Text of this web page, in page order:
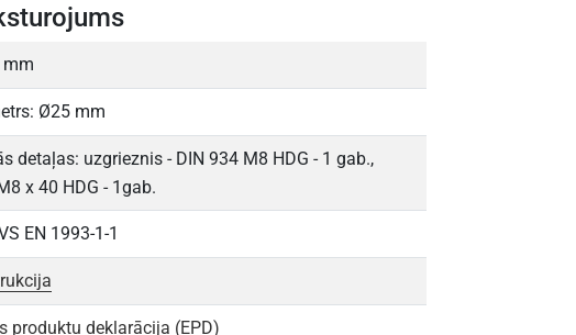
mm
Ø25 mm
detaļas: uzgrieznis - DIN 934 M8 HDG - 1 gab.,
x 40 HDG - 1gab.
EN 1993-1-1
produktu deklarācija (EPD)